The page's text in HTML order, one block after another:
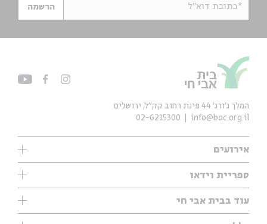
*כתובת דוא"ל הרשמה
אירועים
עיון
אנגלית
ספריית וידאו
ילדים
מוזיקה
עיון
עוד בבית אבי חי
תערוכות
המלך ג'ורג' 44 פינת רחוב קק״ל, ירושלים
info@bac.org.il
02-6215300